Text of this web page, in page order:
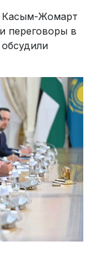
Касым-Жомарт
переговоры в